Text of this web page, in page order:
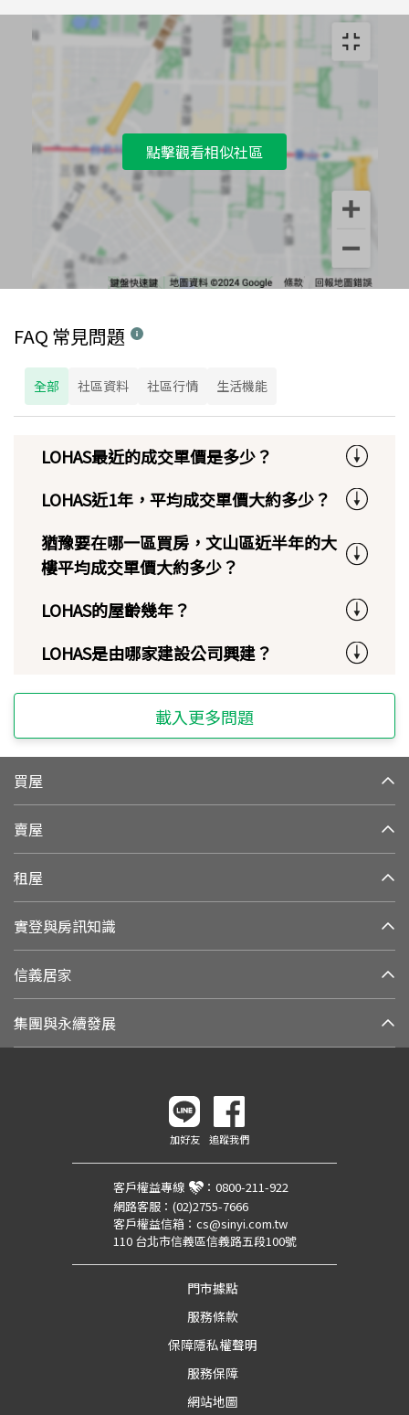
點擊觀看相似社區
FAQ 常見問題
全部 社區資料 社區行情 生活機能
LOHAS最近的成交單價是多少？
LOHAS近1年，平均成交單價大約多少？
猶豫要在哪一區買房，文山區近半年的大
樓平均成交單價大約多少？
LOHAS的屋齡幾年？
LOHAS是由哪家建設公司興建？
載入更多問題
買屋
賣屋
租屋
實登與房訊知識
信義居家
集團與永續發展
加好友 追蹤我們
客戶權益專線 ： 0800-211-922
網路客服： (02)2755-7666
客戶權益信箱： cs@sinyi.com.tw
110 台北市信義區信義路五段100號
門市據點
服務條款
保障隱私權聲明
服務保障
網站地圖